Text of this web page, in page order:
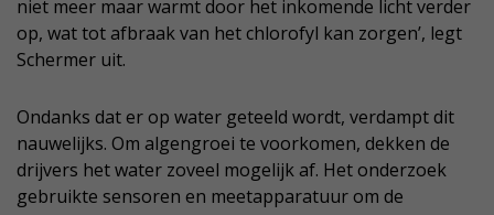
niet meer maar warmt door het inkomende licht verder
op, wat tot afbraak van het chlorofyl kan zorgen’, legt
Schermer uit.
Ondanks dat er op water geteeld wordt, verdampt dit
nauwelijks. Om algengroei te voorkomen, dekken de
drijvers het water zoveel mogelijk af. Het onderzoek
gebruikte sensoren en meetapparatuur om de